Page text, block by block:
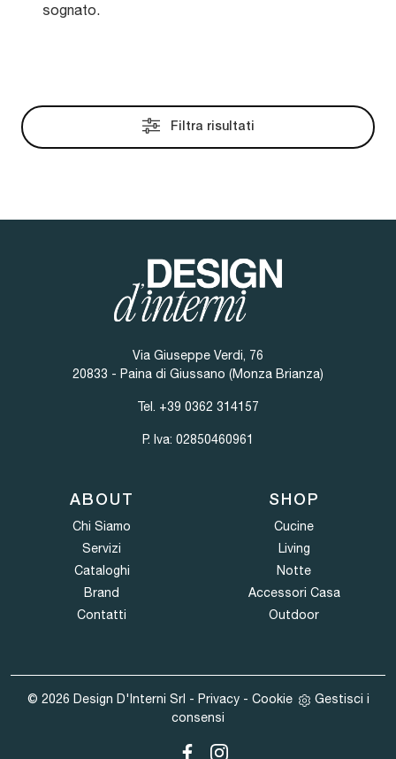
Filtra risultati
sognato.
Via Giuseppe Verdi, 76
20833 - Paina di Giussano (Monza Brianza)
Tel. +39 0362 314157
P. Iva: 02850460961
ABOUT
Chi Siamo
Servizi
Cataloghi
Brand
Contatti
SHOP
Cucine
Living
Notte
Accessori Casa
Outdoor
© 2026 Design D'Interni Srl - Privacy- Cookie
Gestisci i
consensi